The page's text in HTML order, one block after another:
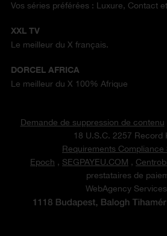
Vos séries préférées : Luxure, Contact
XXL TV
Le meilleur du X français.
DORCEL AFRICA
Le meilleur du X 100% Afrique
Demande de suppression de contenu
18 U.S.C. 2257 Record
Requirements Compliance
Epoch , SEGPAYEU.COM ,
prestataires de
WebAgency